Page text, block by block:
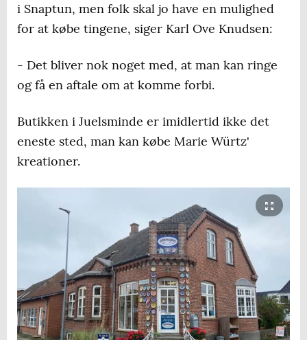
i Snaptun, men folk skal jo have en mulighed
for at købe tingene, siger Karl Ove Knudsen:
- Det bliver nok noget med, at man kan ringe
og få en aftale om at komme forbi.
Butikken i Juelsminde er imidlertid ikke det
eneste sted, man kan købe Marie Würtz'
kreationer.